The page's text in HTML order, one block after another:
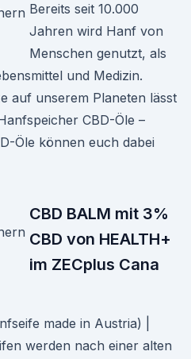
Bereits seit 10.000
Jahren wird Hanf von
Menschen genutzt, als
und Medizin.
auf unserem Planeten lässt
CBD-Öle –
Öle können euch dabei
CBD BALM mit 3%
CBD von HEALTH+
im ZECplus Cana
made in Austria) |
werden nach einer alten